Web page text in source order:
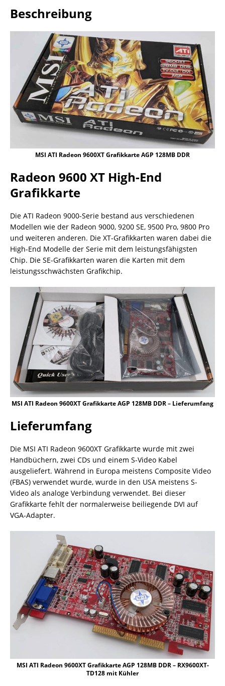
Beschreibung
MSI ATI Radeon 9600XT Grafikkarte AGP 128MB DDR
Radeon 9600 XT High-End
Grafikkarte
Die ATI Radeon 9000-Serie bestand aus verschiedenen
Modellen wie der Radeon 9000, 9200 SE, 9500 Pro, 9800 Pro
und weiteren anderen. Die XT-Grafikkarten waren dabei die
High-End Modelle der Serie mit dem leistungsfähigsten
Chip. Die SE-Grafikkarten waren die Karten mit dem
leistungsschwächsten Grafikchip.
MSI ATI Radeon 9600XT Grafikkarte AGP 128MB DDR – Lieferumfang
Lieferumfang
Die MSI ATI Radeon 9600XT Grafikkarte wurde mit zwei
Handbüchern, zwei CDs und einem S-Video Kabel
ausgeliefert. Während in Europa meistens Composite Video
(FBAS) verwendet wurde, wurde in den USA meistens S-
Video als analoge Verbindung verwendet. Bei dieser
Grafikkarte fehlt der normalerweise beiliegende DVI auf
VGA-Adapter.
MSI ATI Radeon 9600XT Grafikkarte AGP 128MB DDR – RX9600XT-
TD128 mit Kühler